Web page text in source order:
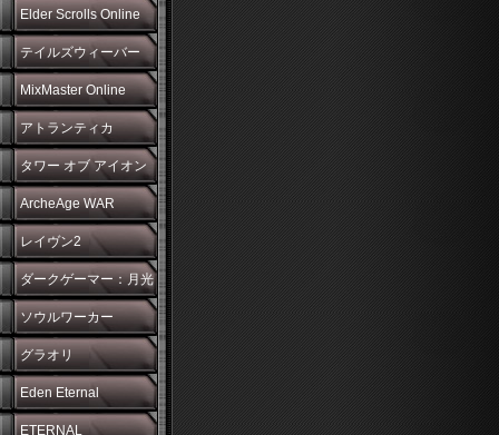
Elder Scrolls Online
テイルズウィーバー
MixMaster Online
アトランティカ
タワー オブ アイオン
ArcheAge WAR
レイヴン2
ダークゲーマー：月光
彫刻師
ソウルワーカー
グラオリ
Eden Eternal
ETERNAL